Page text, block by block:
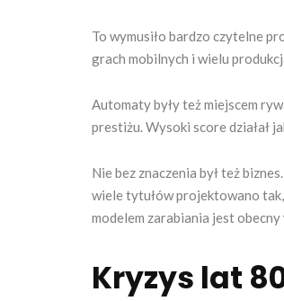
To wymusiło bardzo czytelne
grach mobilnych i wielu
Automaty były też miejscem
prestiżu. Wysoki score działał
Nie bez znaczenia był też
wiele tytułów projektowano tak,
modelem zarabiania jest obecny
Kryzys lat